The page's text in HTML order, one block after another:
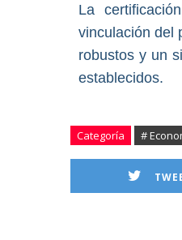
La
vinculación del
robustos y un
establecidos.
Categoría #